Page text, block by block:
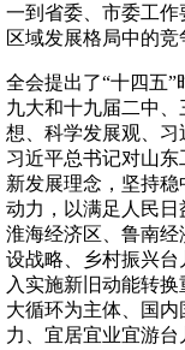
一到省委、市委工
区域发展格局中的竞
全会提出了“十四五
九大和十九届二中
想、科学发展观、
习近平总书记对山
新发展理念，坚持
动力，以满足人民日
淮海经济区、鲁南
设战略、乡村振兴
入实施新旧动能转
大循环为主体、国
力、宜居宜业宜游台